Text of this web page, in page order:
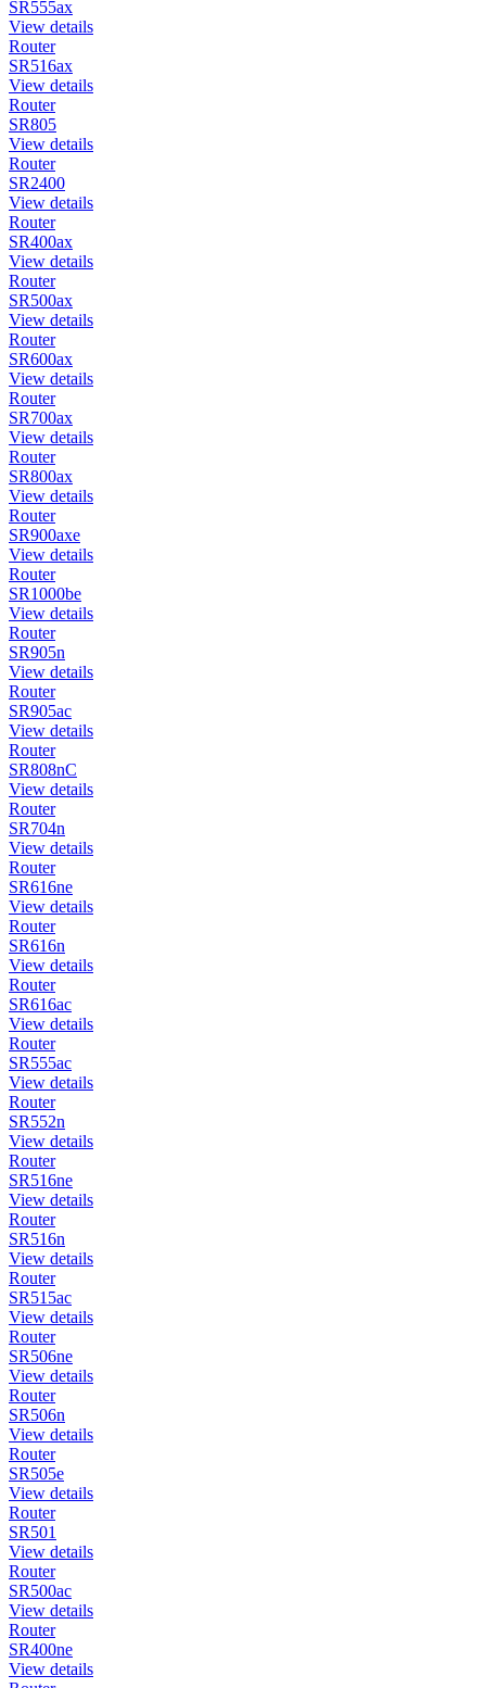
SR555ax
View details
Router
SR516ax
View details
Router
SR805
View details
Router
SR2400
View details
Router
SR400ax
View details
Router
SR500ax
View details
Router
SR600ax
View details
Router
SR700ax
View details
Router
SR800ax
View details
Router
SR900axe
View details
Router
SR1000be
View details
Router
SR905n
View details
Router
SR905ac
View details
Router
SR808nC
View details
Router
SR704n
View details
Router
SR616ne
View details
Router
SR616n
View details
Router
SR616ac
View details
Router
SR555ac
View details
Router
SR552n
View details
Router
SR516ne
View details
Router
SR516n
View details
Router
SR515ac
View details
Router
SR506ne
View details
Router
SR506n
View details
Router
SR505e
View details
Router
SR501
View details
Router
SR500ac
View details
Router
SR400ne
View details